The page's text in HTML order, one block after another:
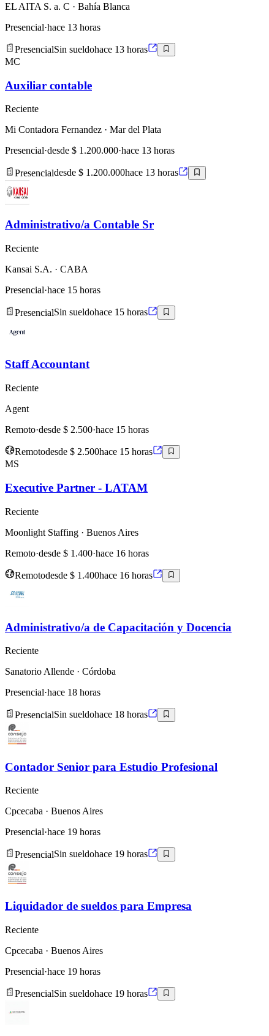
EL AITA S. a. C · Bahía Blanca
Presencial·hace 13 horas
PresencialSin sueldohace 13 horas
MC
Auxiliar contable
Reciente
Mi Contadora Fernandez · Mar del Plata
Presencial·desde $ 1.200.000·hace 13 horas
Presencialdesde $ 1.200.000hace 13 horas
Administrativo/a Contable Sr
Reciente
Kansai S.A. · CABA
Presencial·hace 15 horas
PresencialSin sueldohace 15 horas
Staff Accountant
Reciente
Agent
Remoto·desde $ 2.500·hace 15 horas
Remotodesde $ 2.500hace 15 horas
MS
Executive Partner - LATAM
Reciente
Moonlight Staffing · Buenos Aires
Remoto·desde $ 1.400·hace 16 horas
Remotodesde $ 1.400hace 16 horas
Administrativo/a de Capacitación y Docencia
Reciente
Sanatorio Allende · Córdoba
Presencial·hace 18 horas
PresencialSin sueldohace 18 horas
Contador Senior para Estudio Profesional
Reciente
Cpcecaba · Buenos Aires
Presencial·hace 19 horas
PresencialSin sueldohace 19 horas
Liquidador de sueldos para Empresa
Reciente
Cpcecaba · Buenos Aires
Presencial·hace 19 horas
PresencialSin sueldohace 19 horas